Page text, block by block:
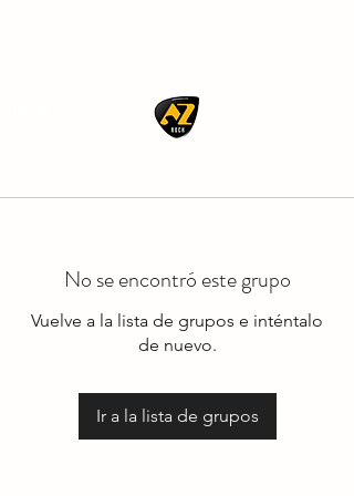
No se encontró este grupo
Vuelve a la lista de grupos e inténtalo
de nuevo.
Ir a la lista de grupos